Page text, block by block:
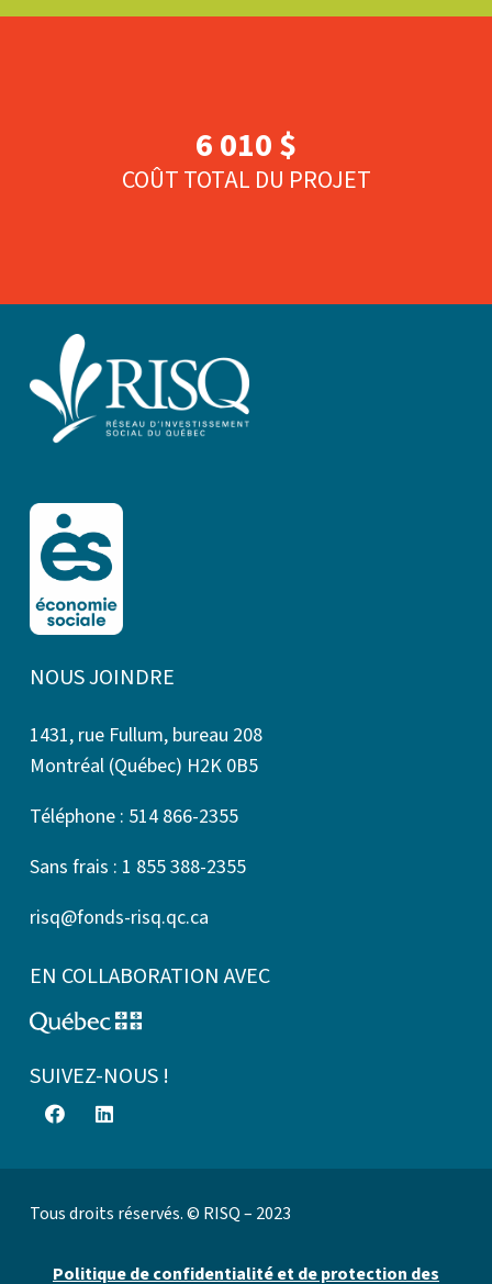
6 010 $
COÛT TOTAL DU PROJET
NOUS JOINDRE
1431, rue Fullum, bureau 208
Montréal (Québec) H2K 0B5
Téléphone : 514 866-2355
Sans frais : 1 855 388-2355
risq@fonds-risq.qc.ca
EN COLLABORATION AVEC
SUIVEZ-NOUS !
Tous droits réservés. © RISQ – 2023
Politique de confidentialité et de protection des